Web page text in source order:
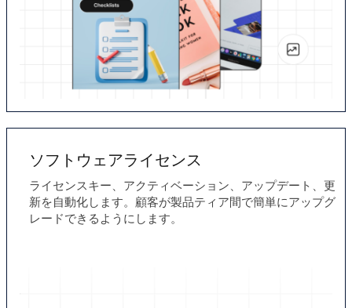
ソフトウェアライセンス
ライセンスキー、アクティベーション、アップデート、更
新を自動化します。顧客が製品ティア間で簡単にアップグ
レードできるようにします。